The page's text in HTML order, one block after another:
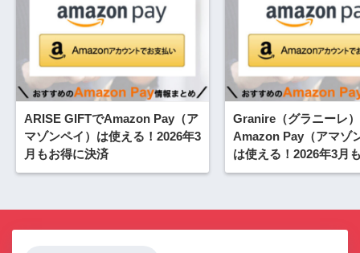
ARISE GIFTでAmazon Pay（ア
マゾンペイ）は使える！2026年3
月もお得に決済
Granire（グラニーレ
Amazon Pay（アマゾ
は使える！2026年3月
済